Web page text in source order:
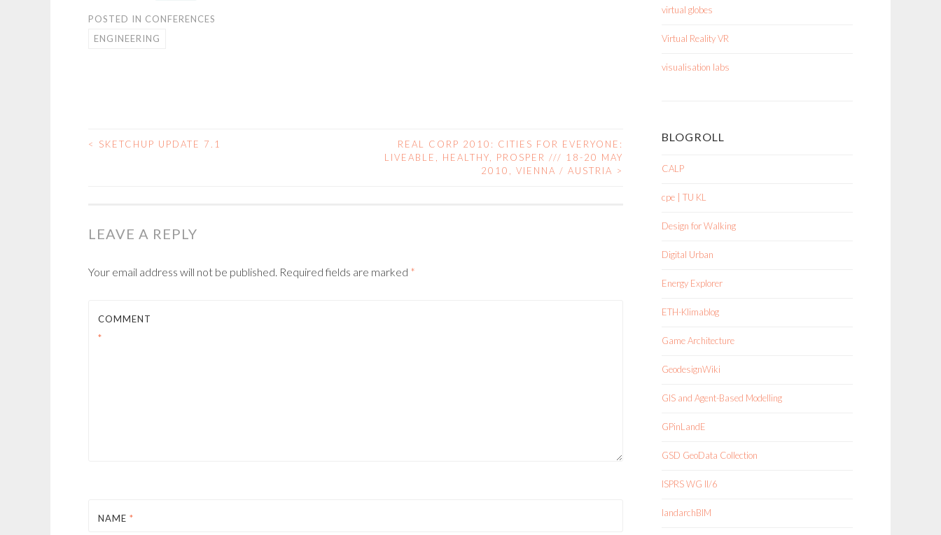
POSTED IN CONFERENCES
ENGINEERING
POST
< SKETCHUP UPDATE 7.1
REAL CORP 2010: CITIES FOR EVERYONE:
LIVEABLE, HEALTHY, PROSPER /// 18-20 MAY
2010, VIENNA / AUSTRIA >
LEAVE A REPLY
Your email address will not be published. Required fields are marked *
COMMENT
*
NAME *
virtual globes
Virtual Reality VR
visualisation labs
BLOGROLL
CALP
cpe | TU KL
Design for Walking
Digital Urban
Energy Explorer
ETH-Klimablog
Game Architecture
GeodesignWiki
GIS and Agent-Based Modelling
GPinLandE
GSD GeoData Collection
ISPRS WG II/6
landarchBIM